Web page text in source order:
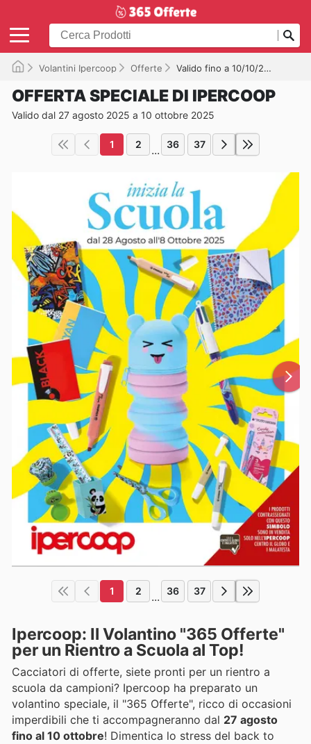
Volantini Ipercoop Offerte Valido fino a 10/10/2025
OFFERTA SPECIALE DI IPERCOOP
Valido dal 27 agosto 2025 a 10 ottobre 2025
1 2 ... 36 37
1 2 ... 36 37
Ipercoop: Il Volantino "365 Offerte"
per un Rientro a Scuola al Top!
Cacciatori di offerte, siete pronti per un rientro a
scuola da campioni? Ipercoop ha preparato un
volantino speciale, il "365 Offerte", ricco di occasioni
imperdibili che ti accompagneranno dal 27 agosto
fino al 10 ottobre! Dimentica lo stress del back to